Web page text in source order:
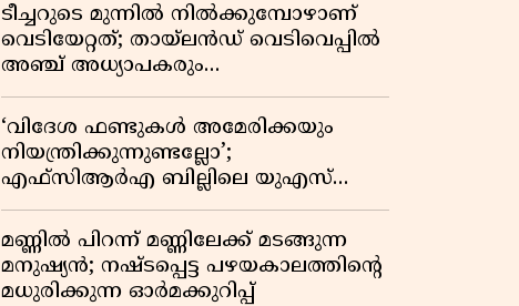
ടീച്ചറുടെ മുന്നിൽ നിൽക്കുമ്പോഴാണ്
വെടിയേറ്റത്; തായ്‌ലൻഡ് വെടിവെപ്പിൽ
അഞ്ച് അധ്യാപകരും
മുത്തശ്ശീമുത്തശ്ശന്മാരും കൊല്ലപ്പെട്ടു,
മരണസംഖ്യ 7; ഞെട്ടിക്കുന്ന
വെളിപ്പെടുത്തലുകൾ
‘വിദേശ ഫണ്ടുകൾ അമേരിക്കയും
നിയന്ത്രിക്കുന്നുണ്ടല്ലോ’;
എഫ്സിആർഎ ബില്ലിലെ യുഎസ്
വിമർശനങ്ങൾക്ക് മറുപടിയുമായി ഇന്ത്യ
മണ്ണിൽ പിറന്ന് മണ്ണിലേക്ക് മടങ്ങുന്ന
മനുഷ്യൻ; നഷ്ടപ്പെട്ട പഴയകാലത്തിൻ്റെ
മധുരിക്കുന്ന ഓർമക്കുറിപ്പ്